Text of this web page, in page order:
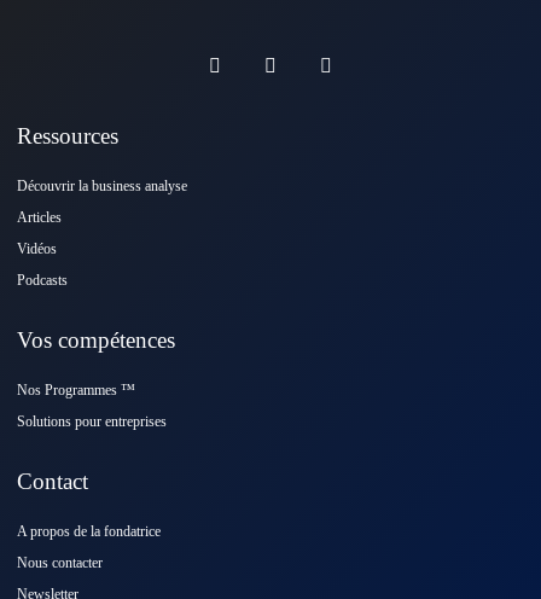
Ressources
Découvrir la business analyse
Articles
Vidéos
Podcasts
Vos compétences
Nos Programmes ™️
Solutions pour entreprises
Contact
A propos de la fondatrice
Nous contacter
Newsletter